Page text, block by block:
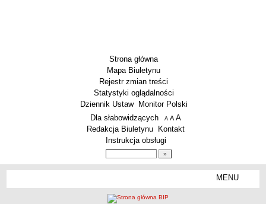
Strona główna
Mapa Biuletynu
Rejestr zmian treści
Statystyki oglądalności
Dziennik Ustaw
Monitor Polski
Menu dodatkowe
Dla słabowidzących A pomniejsz czcionkę
A standardowy rozmiar czcionki
A
Redakcja Biuletynu
Kontakt
Instrukcja obsługi
MENU